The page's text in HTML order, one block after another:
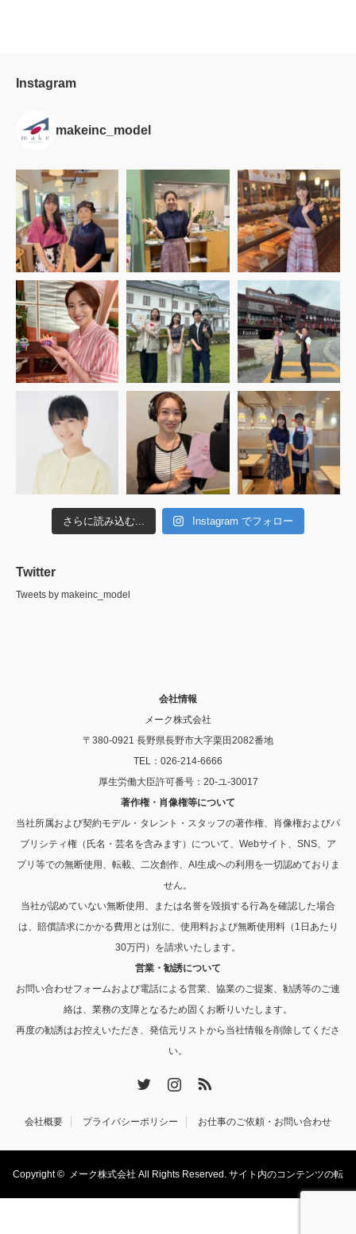
Instagram
makeinc_model
さらに読み込む... Instagram でフォロー
Twitter
Tweets by makeinc_model
会社情報
メーク株式会社
〒380-0921 長野県長野市大字栗田2082番地
TEL：026-214-6666
厚生労働大臣許可番号：20-ユ-30017
著作権・肖像権等について
当社所属および契約モデル・タレント・スタッフの著作権、肖像権およびパ
ブリシティ権（氏名・芸名を含みます）について、Webサイト、SNS、ア
プリ等での無断使用、転載、二次創作、AI生成への利用を一切認めておりま
せん。
当社が認めていない無断使用、または名誉を毀損する行為を確認した場合
は、賠償請求にかかる費用とは別に、使用料および無断使用料（1日あたり
30万円）を請求いたします。
営業・勧誘について
お問い合わせフォームおよび電話による営業、協業のご提案、勧誘等のご連
絡は、業務の支障となるため固くお断りいたします。
再度の勧誘はお控えいただき、発信元リストから当社情報を削除してくださ
い。
会社概要 プライバシーポリシー お仕事のご依頼・お問い合わせ
Copyright © メーク株式会社 All Rights Reserved. サイト内のコンテンツの転